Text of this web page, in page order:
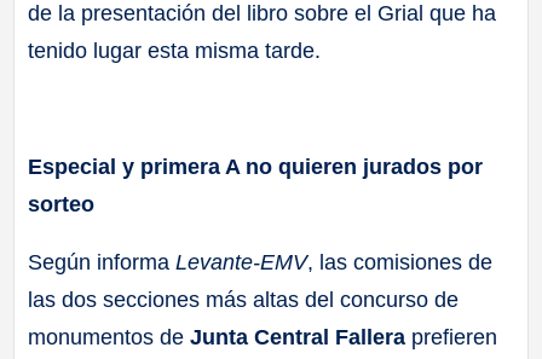
de la presentación del libro sobre el Grial que ha
tenido lugar esta misma tarde.
Especial y primera A no quieren jurados por
sorteo
Según informaLevante-EMV, las comisiones de
las dos secciones más altas del concurso de
monumentos deJunta Central Fallera prefieren